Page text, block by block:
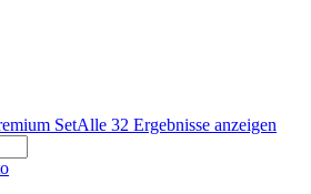
SetAlle 32 Ergebnisse anzeigen